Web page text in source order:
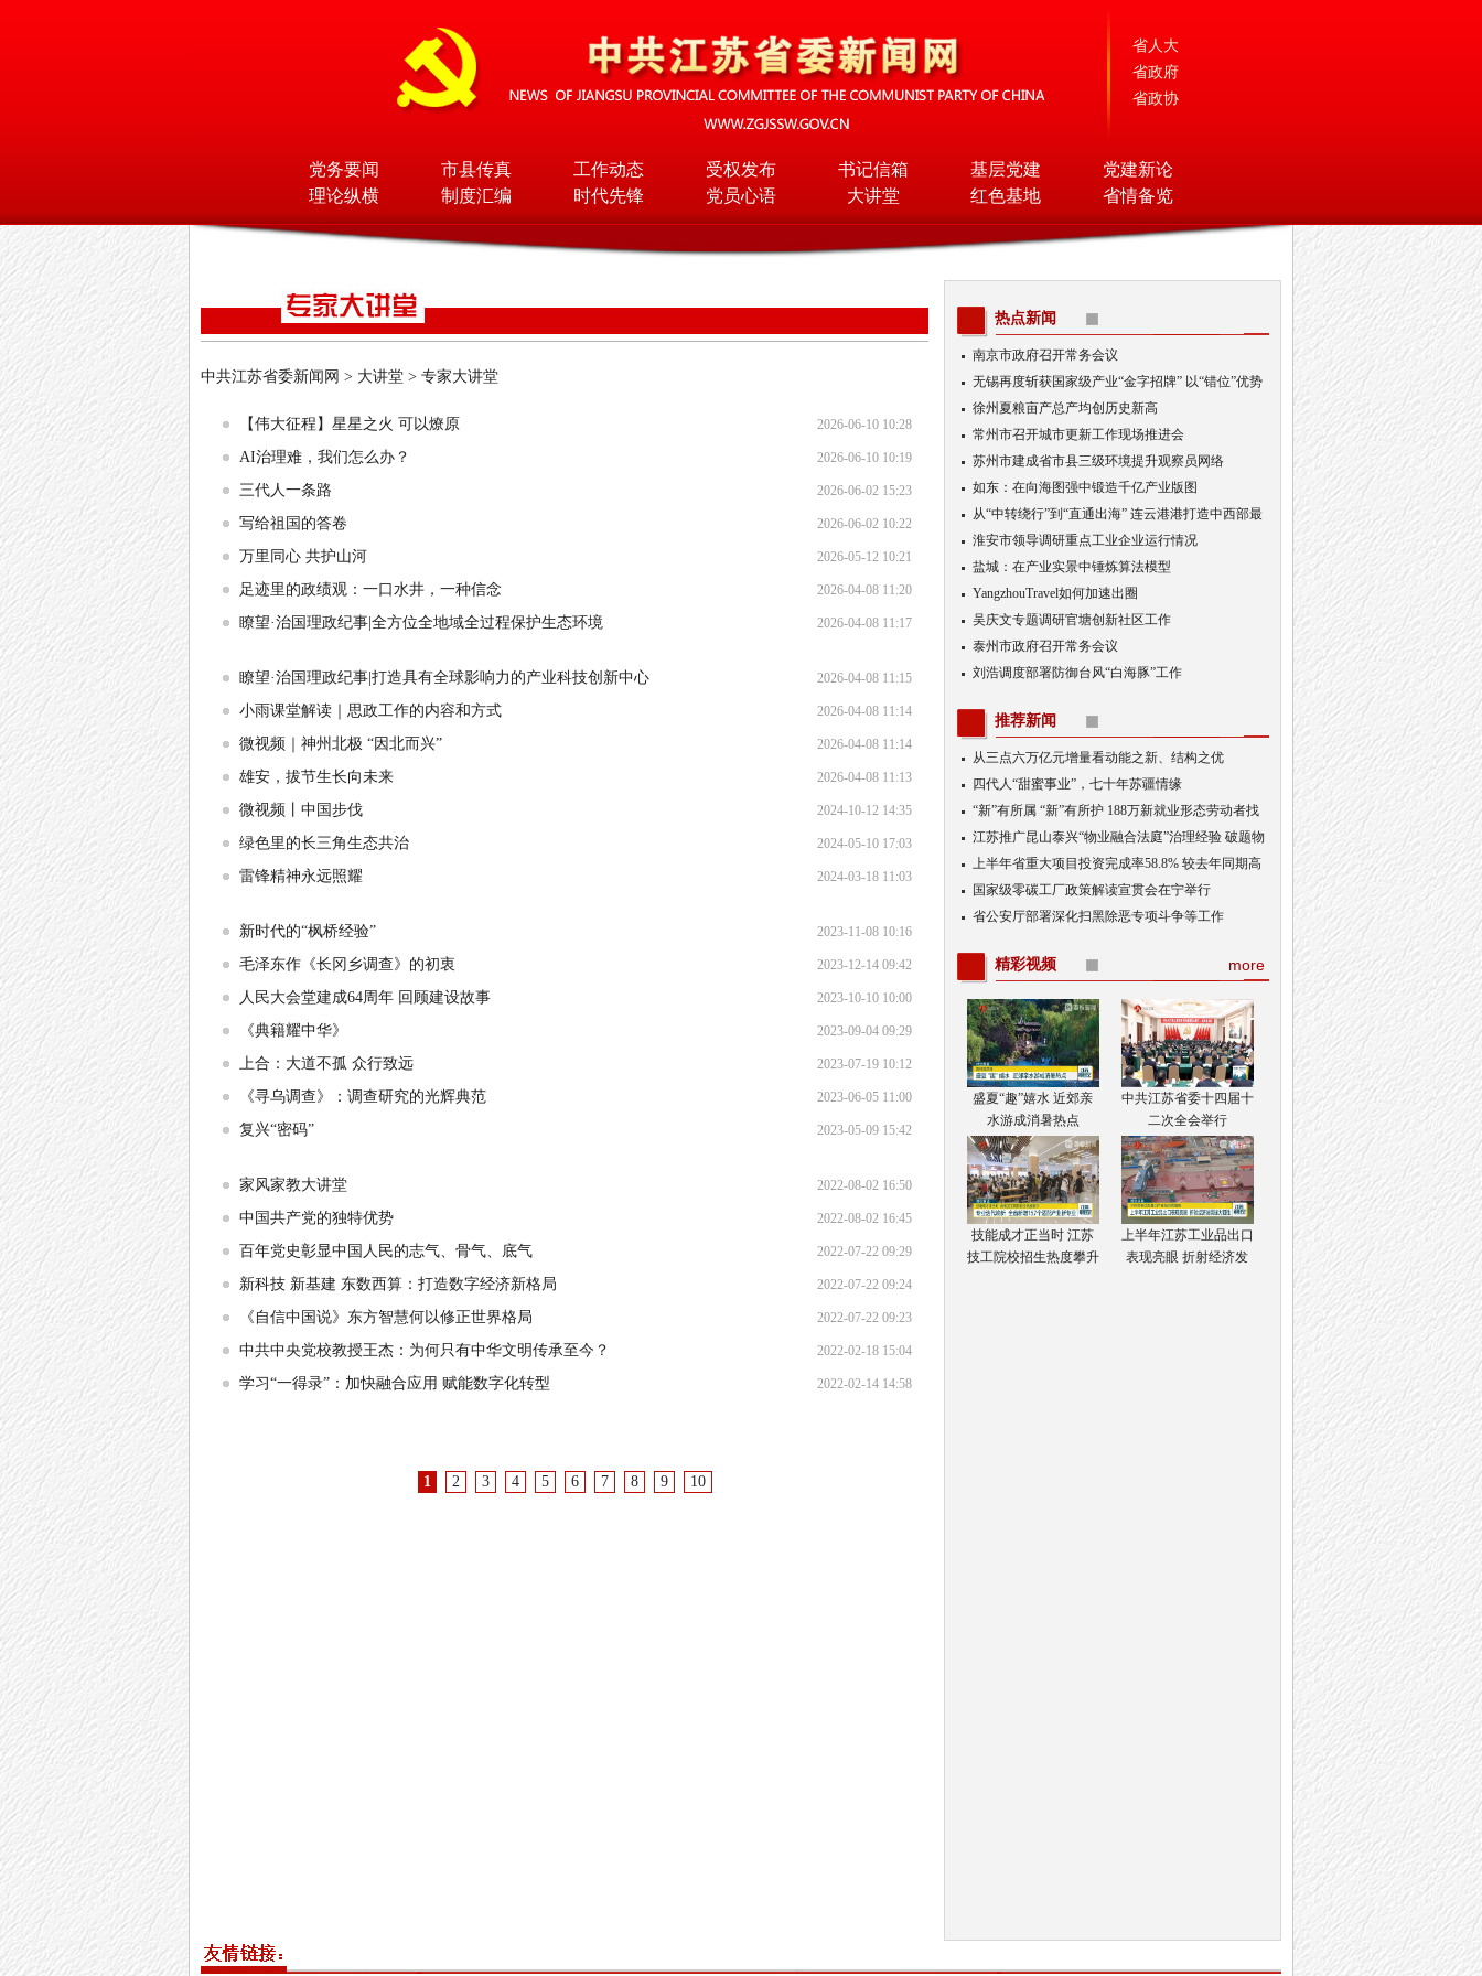
省人大
省政府
省政协
党务要闻 市县传真 工作动态 受权发布 书记信箱 基层党建
党建新论
理论纵横
制度汇编 时代先锋 党员心语 大讲堂 红色基地 省情备览
中共江苏省委新闻网 > 大讲堂 > 专家大讲堂
2026-06-10 10:28
【伟大征程】星星之火 可以燎原
2026-06-10 10:19
AI治理难，我们怎么办？
2026-06-02 15:23
三代人一条路
2026-06-02 10:22
写给祖国的答卷
2026-05-12 10:21
万里同心 共护山河
2026-04-08 11:20
足迹里的政绩观：一口水井，一种信念
2026-04-08 11:17
瞭望·治国理政纪事|全方位全地域全过程保护生态环境
2026-04-08 11:15
瞭望·治国理政纪事|打造具有全球影响力的产业科技创新中心
2026-04-08 11:14
小雨课堂解读｜思政工作的内容和方式
2026-04-08 11:14
微视频｜神州北极 “因北而兴”
2026-04-08 11:13
雄安，拔节生长向未来
2024-10-12 14:35
微视频丨中国步伐
2024-05-10 17:03
绿色里的长三角生态共治
2024-03-18 11:03
雷锋精神永远照耀
2023-11-08 10:16
新时代的“枫桥经验”
2023-12-14 09:42
毛泽东作《长冈乡调查》的初衷
2023-10-10 10:00
人民大会堂建成64周年 回顾建设故事
2023-09-04 09:29
《典籍耀中华》
2023-07-19 10:12
上合：大道不孤 众行致远
2023-06-05 11:00
《寻乌调查》：调查研究的光辉典范
2023-05-09 15:42
复兴“密码”
2022-08-02 16:50
家风家教大讲堂
2022-08-02 16:45
中国共产党的独特优势
2022-07-22 09:29
百年党史彰显中国人民的志气、骨气、底气
2022-07-22 09:24
新科技 新基建 东数西算：打造数字经济新格局
2022-07-22 09:23
《自信中国说》东方智慧何以修正世界格局
2022-02-18 15:04
中共中央党校教授王杰：为何只有中华文明传承至今？
2022-02-14 14:58
学习“一得录”：加快融合应用 赋能数字化转型
1 2 3 4 5 6 7 8 9 10
热点新闻
南京市政府召开常务会议
无锡再度斩获国家级产业“金字招牌” 以“错位”优势
入局AI顶层赛道
徐州夏粮亩产总产均创历史新高
常州市召开城市更新工作现场推进会
苏州市建成省市县三级环境提升观察员网络
如东：在向海图强中锻造千亿产业版图
从“中转绕行”到“直通出海” 连云港港打造中西部最
优出海口
淮安市领导调研重点工业企业运行情况
盐城：在产业实景中锤炼算法模型
YangzhouTravel如何加速出圈
吴庆文专题调研官塘创新社区工作
泰州市政府召开常务会议
刘浩调度部署防御台风“白海豚”工作
推荐新闻
从三点六万亿元增量看动能之新、结构之优
四代人“甜蜜事业”，七十年苏疆情缘
“新”有所属 “新”有所护 188万新就业形态劳动者找
到“娘家”
江苏推广昆山泰兴“物业融合法庭”治理经验 破题物
业治理“老大难”
上半年省重大项目投资完成率58.8% 较去年同期高
出3.5个百分点
国家级零碳工厂政策解读宣贯会在宁举行
省公安厅部署深化扫黑除恶专项斗争等工作
more
精彩视频
盛夏“趣”嬉水 近郊亲
水游成消暑热点
中共江苏省委十四届十
二次全会举行
技能成才正当时 江苏
技工院校招生热度攀升
上半年江苏工业品出口
表现亮眼 折射经济发